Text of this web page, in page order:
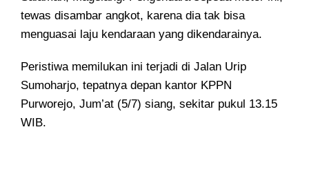
tewas disambar angkot, karena dia tak bisa
menguasai laju kendaraan yang dikendarainya.
Peristiwa memilukan ini terjadi di Jalan Urip
Sumoharjo, tepatnya depan kantor KPPN
Purworejo, Jum’at (5/7) siang, sekitar pukul 13.15
WIB.